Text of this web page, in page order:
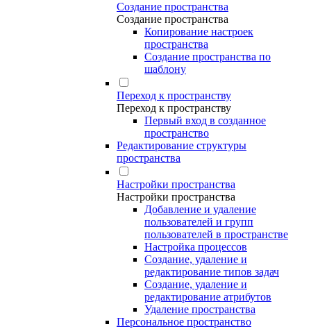
Создание пространства
Создание пространства
Копирование настроек
пространства
Создание пространства по
шаблону
Переход к пространству
Переход к пространству
Первый вход в созданное
пространство
Редактирование структуры
пространства
Настройки пространства
Настройки пространства
Добавление и удаление
пользователей и групп
пользователей в пространстве
Настройка процессов
Создание, удаление и
редактирование типов задач
Создание, удаление и
редактирование атрибутов
Удаление пространства
Персональное пространство